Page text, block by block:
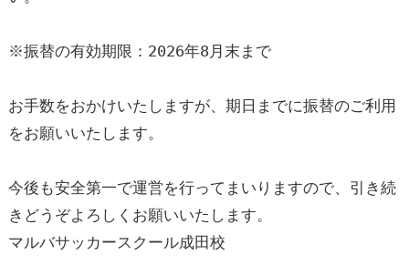
立川校
八王子日本文化大學校
※振替の有効期限：2026年8月末まで
お手数をおかけいたしますが、期日までに振替のご利用
をお願いいたします。
今後も安全第一で運営を行ってまいりますので、引き続
きどうぞよろしくお願いいたします。
マルバサッカースクール成田校